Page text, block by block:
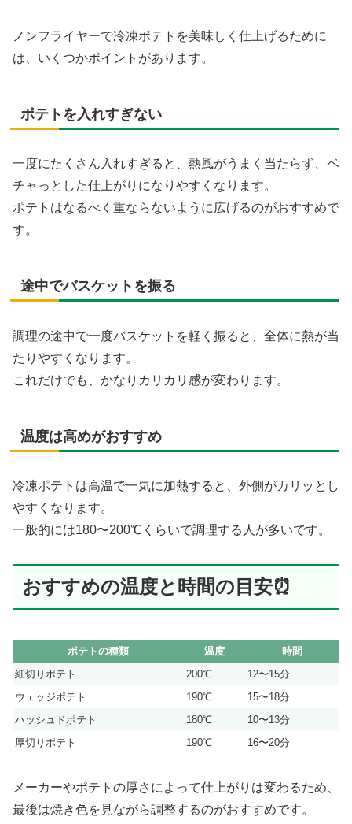
ノンフライヤーで冷凍ポテトを美味しく仕上げるために
は、いくつかポイントがあります。
ポテトを入れすぎない
一度にたくさん入れすぎると、熱風がうまく当たらず、ベ
チャっとした仕上がりになりやすくなります。
ポテトはなるべく重ならないように広げるのがおすすめで
す。
途中でバスケットを振る
調理の途中で一度バスケットを軽く振ると、全体に熱が当
たりやすくなります。
これだけでも、かなりカリカリ感が変わります。
温度は高めがおすすめ
冷凍ポテトは高温で一気に加熱すると、外側がカリッとし
やすくなります。
一般的には180〜200℃くらいで調理する人が多いです。
おすすめの温度と時間の目安⏰
ポテトの種類 温度
時間
細切りポテト
200℃
12〜15分
ウェッジポテト
190℃
15〜18分
ハッシュドポテト
180℃
10〜13分
厚切りポテト
190℃ 16〜20分
メーカーやポテトの厚さによって仕上がりは変わるため、
最後は焼き色を見ながら調整するのがおすすめです。